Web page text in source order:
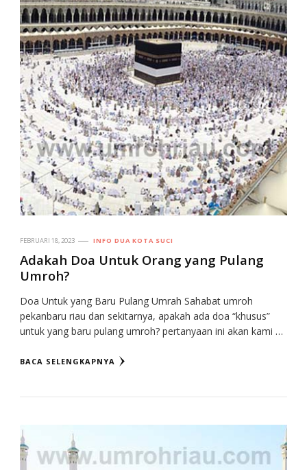
FEBRUARI 18, 2023 INFO DUA KOTA SUCI
Adakah Doa Untuk Orang yang Pulang
Umroh?
Doa Untuk yang Baru Pulang Umrah Sahabat umroh
pekanbaru riau dan sekitarnya, apakah ada doa “khusus”
untuk yang baru pulang umroh? pertanyaan ini akan kami …
BACA SELENGKAPNYA